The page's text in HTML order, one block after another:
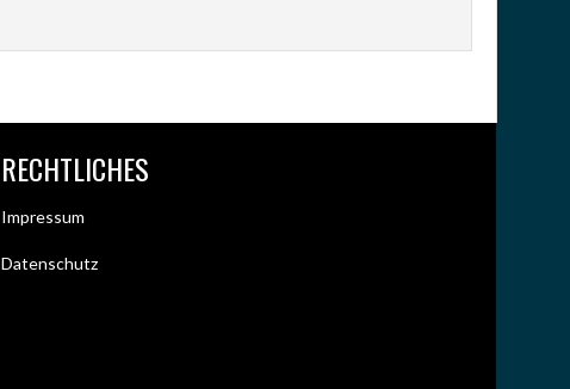
RECHTLICHES
Impressum
Datenschutz